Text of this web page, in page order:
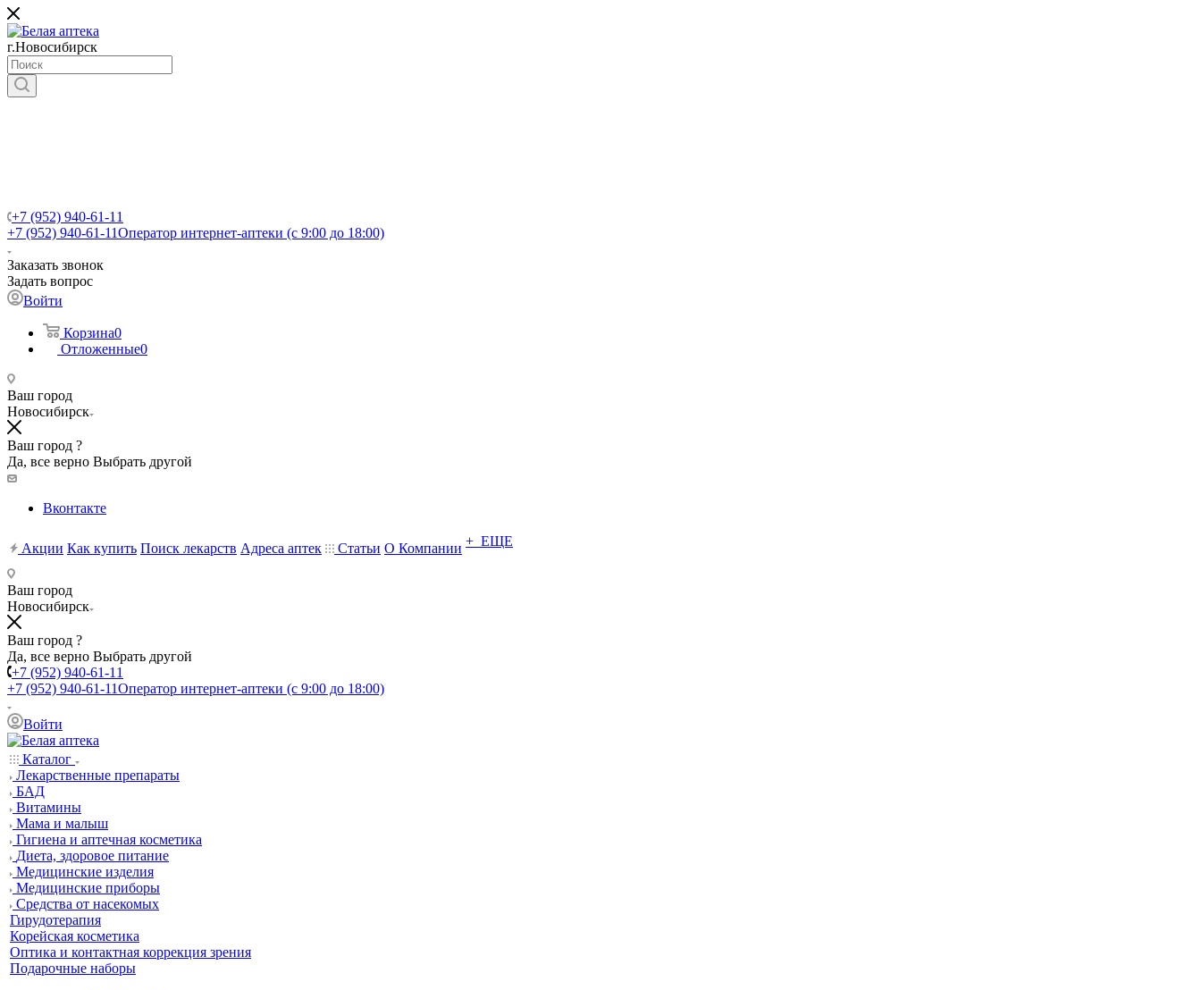
г.Новосибирск
+7 (952) 940-61-11
+7 (952) 940-61-11Оператор интернет-аптеки (с 9:00 до 18:00)
Заказать звонок
Задать вопрос
Войти
Корзина0
Отложенные0
Ваш город
Новосибирск
Ваш город ?
Да, все верно Выбрать другой
Вконтакте
Акции Как купить Поиск лекарств Адреса аптек Статьи О Компании + ЕЩЕ
Ваш город
Новосибирск
Ваш город ?
Да, все верно Выбрать другой
+7 (952) 940-61-11
+7 (952) 940-61-11Оператор интернет-аптеки (с 9:00 до 18:00)
Войти
Каталог
Лекарственные препараты
БАД
Витамины
Мама и малыш
Гигиена и аптечная косметика
Диета, здоровое питание
Медицинские изделия
Медицинские приборы
Средства от насекомых
Гирудотерапия
Корейская косметика
Оптика и контактная коррекция зрения
Подарочные наборы